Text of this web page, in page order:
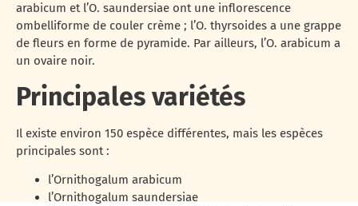
arabicum et l’O. saundersiae ont une inflorescence
ombelliforme de couler crème ; l’O. thyrsoides a une grappe
de fleurs en forme de pyramide. Par ailleurs, l’O. arabicum a
un ovaire noir.
Principales variétés
Il existe environ 150 espèce différentes, mais les espèces
principales sont :
l’Ornithogalum arabicum
l’Ornithogalum saundersiae